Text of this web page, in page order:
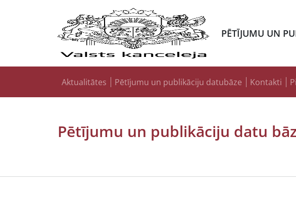
PĒTĪJUMU UN
Aktualitātes Pētījumu un publikāciju datubāze Kontakti
Pētījumu un publikāciju datu